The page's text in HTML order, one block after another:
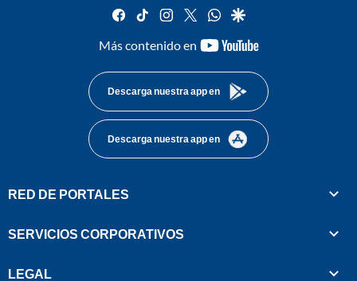
facebook
tiktok instagram
twitterwhatsapp
google
Más contenido en
youtube-
Descarga nuestra app en
Descarga nuestra app en
RED DE PORTALES
SERVICIOS CORPORATIVOS
LEGAL